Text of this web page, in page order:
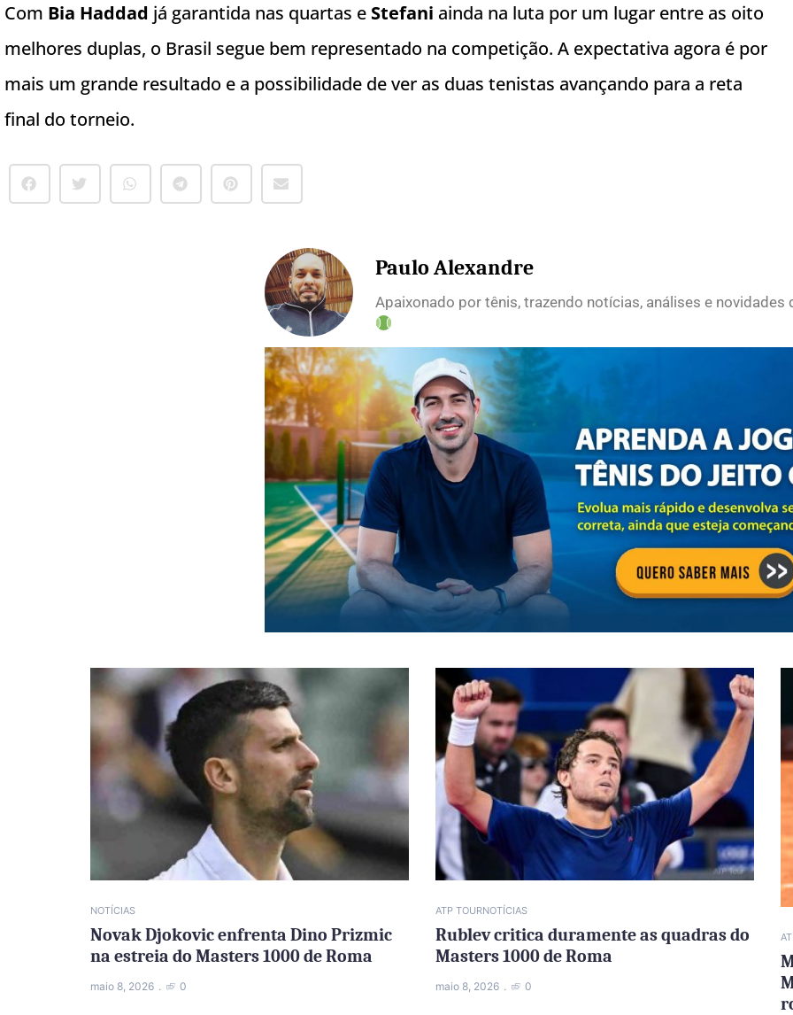
Com Bia Haddad já garantida nas quartas e Stefani ainda na luta por um lugar entre as oito
melhores duplas, o Brasil segue bem representado na competição. A expectativa agora é por
mais um grande resultado e a possibilidade de ver as duas tenistas avançando para a reta
final do torneio.
Paulo Alexandre
Apaixonado por tênis, trazendo notícias, análises e novidades
NOTÍCIAS
Novak Djokovic enfrenta Dino Prizmic
na estreia do Masters 1000 de Roma
maio 8, 2026 0
ATP TOURNOTÍCIAS
Rublev critica duramente as quadras do
Masters 1000 de Roma
maio 8, 2026 0